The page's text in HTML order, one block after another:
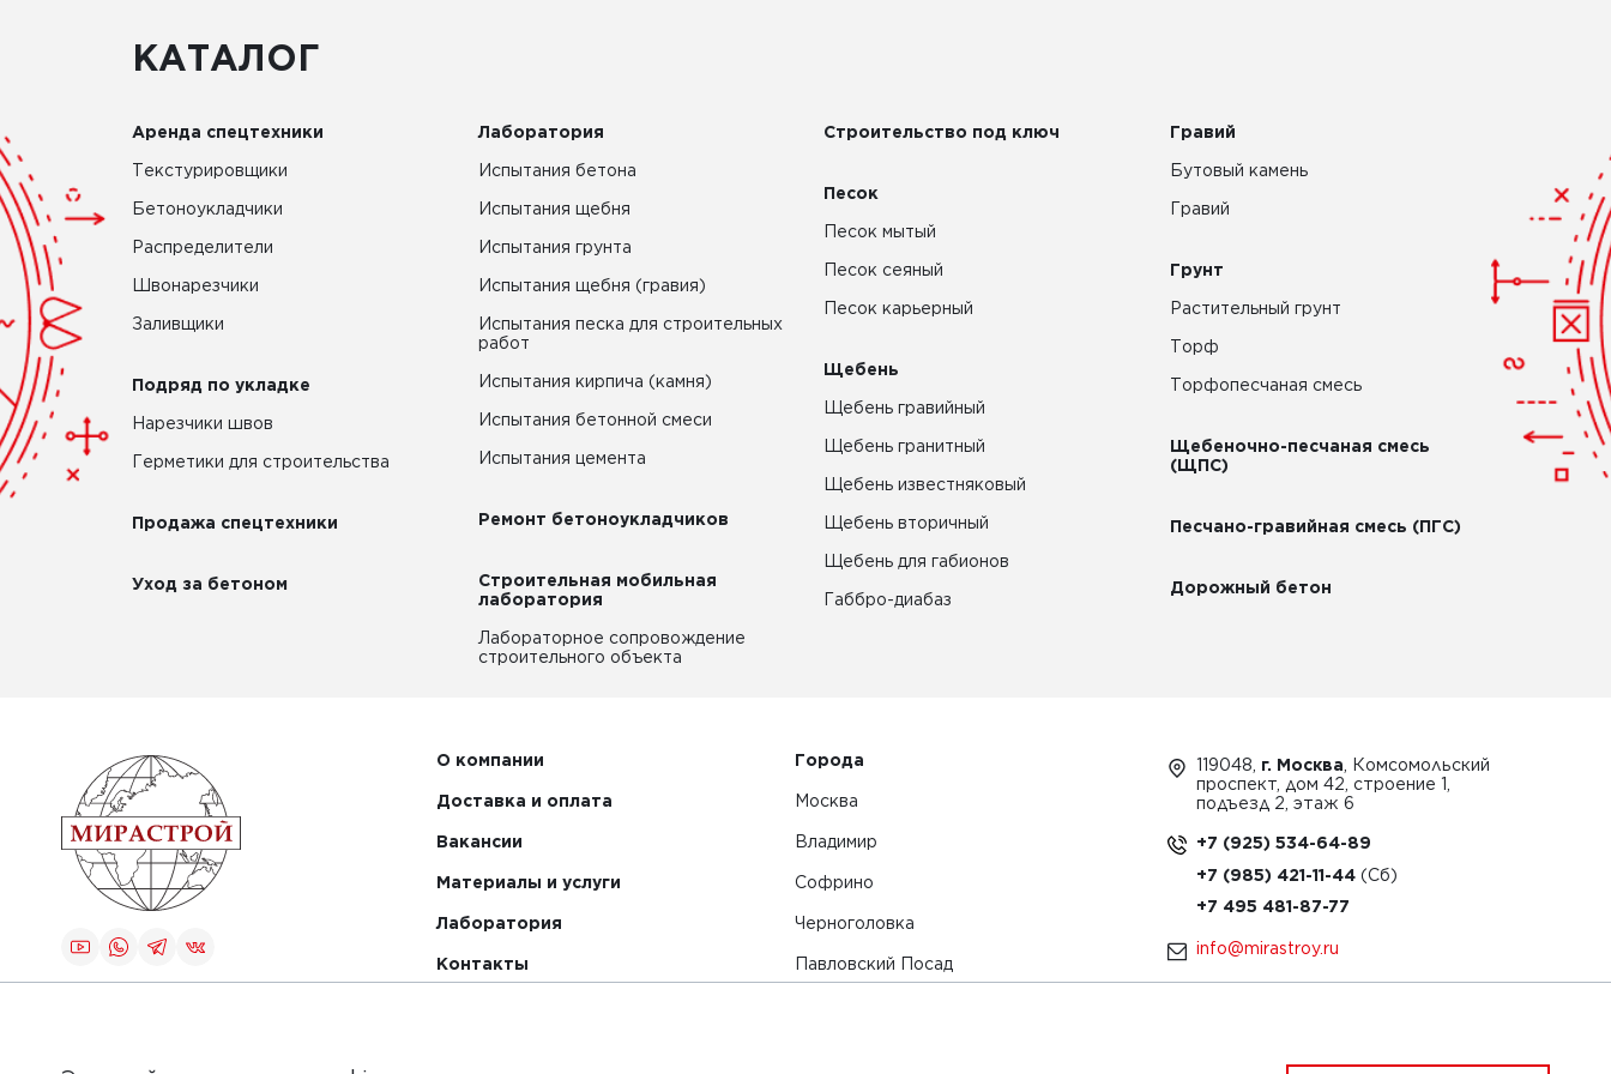
КАТАЛОГ
Аренда спецтехники
Текстурировщики
Бетоноукладчики
Распределители
Швонарезчики
Заливщики
Подряд по укладке
Нарезчики швов
Герметики для строительства
Продажа спецтехники
Уход за бетоном
Лаборатория
Испытания бетона
Испытания щебня
Испытания грунта
Испытания щебня (гравия)
Испытания песка для строительных
работ
Испытания кирпича (камня)
Испытания бетонной смеси
Испытания цемента
Ремонт бетоноукладчиков
Строительная мобильная
лаборатория
Лабораторное сопровождение
строительного объекта
Строительство под ключ
Песок
Песок мытый
Песок сеяный
Песок карьерный
Щебень
Щебень гравийный
Щебень гранитный
Щебень известняковый
Щебень вторичный
Щебень для габионов
Габбро-диабаз
Гравий
Бутовый камень
Гравий
Грунт
Растительный грунт
Торф
Торфопесчаная смесь
Щебеночно-песчаная смесь
(ЩПС)
Песчано-гравийная смесь (ПГС)
Дорожный бетон
О компании
Доставка и оплата
Вакансии
Материалы и услуги
Лаборатория
Контакты
Города
Москва
Владимир
Софрино
Черноголовка
Павловский Посад
119048, г. Москва , Комсомольский
проспект, дом 42, строение 1,
подъезд 2, этаж 6
+7 (925) 534-64-89
+7 (985) 421-11-44
+7 495 481-87-77
info@mirastroy.ru